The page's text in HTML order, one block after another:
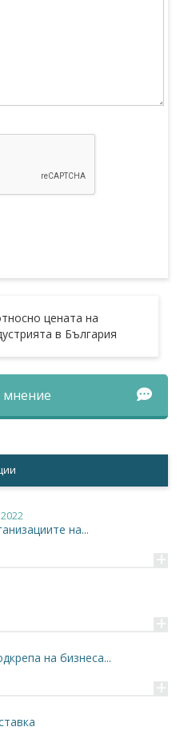
на...
+
+
на бизнеса...
+